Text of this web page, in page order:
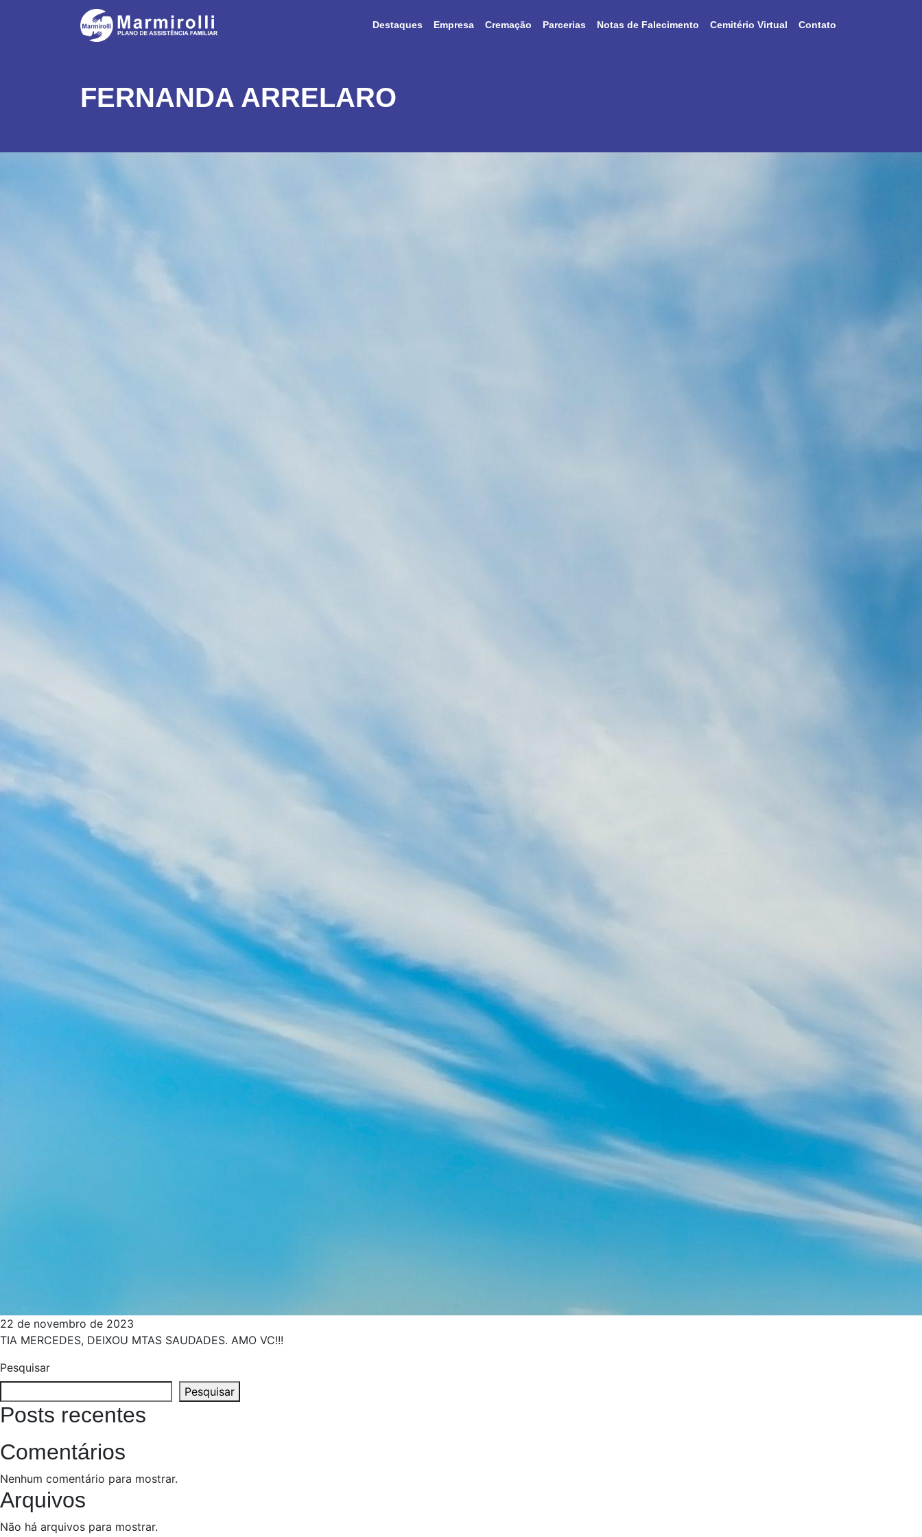
Destaques Empresa Cremação Parcerias Notas de Falecimento Cemitério Virtual Contato
FERNANDA ARRELARO
22 de novembro de 2023
TIA MERCEDES, DEIXOU MTAS SAUDADES. AMO VC!!!
Pesquisar
Pesquisar
Posts recentes
Comentários
Nenhum comentário para mostrar.
Arquivos
Não há arquivos para mostrar.